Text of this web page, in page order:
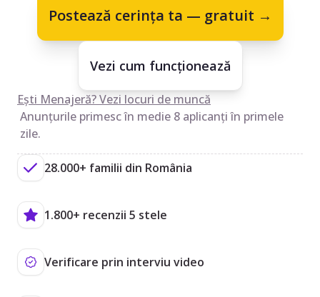
Postează cerința ta — gratuit →
Vezi cum funcționează
Ești Menajeră? Vezi locuri de muncă
Anunțurile primesc în medie 8 aplicanți în primele
zile.
28.000+ familii din România
1.800+ recenzii 5 stele
Verificare prin interviu video